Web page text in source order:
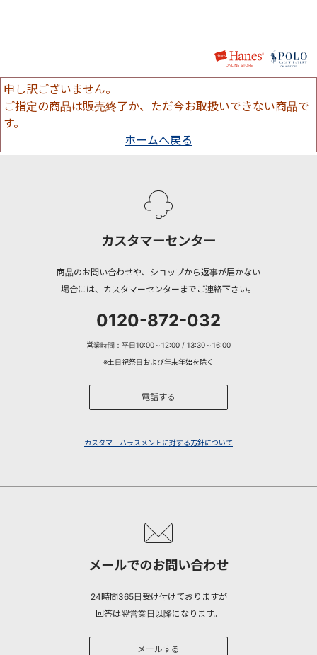
申し訳ございません。
ご指定の商品は販売終了か、ただ今お取扱いできない商品で
す。
ホームへ戻る
カスタマーセンター
商品のお問い合わせや、ショップから返事が届かない
場合には、カスタマーセンターまでご連絡下さい。
0120-872-032
営業時間：平日10:00～12:00 / 13:30～16:00
※土日祝祭日および年末年始を除く
電話する
カスタマーハラスメントに対する方針について
メールでのお問い合わせ
24時間365日受け付けておりますが
回答は翌営業日以降になります。
メールする